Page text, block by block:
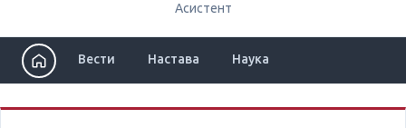
Асистент
Вести Настава Наука